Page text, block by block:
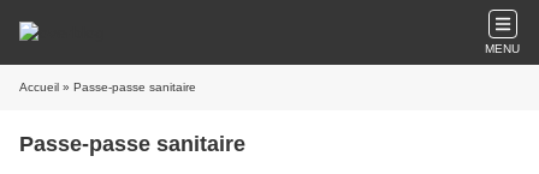
MENU
Accueil » Passe-passe sanitaire
Passe-passe sanitaire